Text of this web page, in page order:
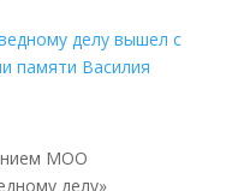
МОО
делу»